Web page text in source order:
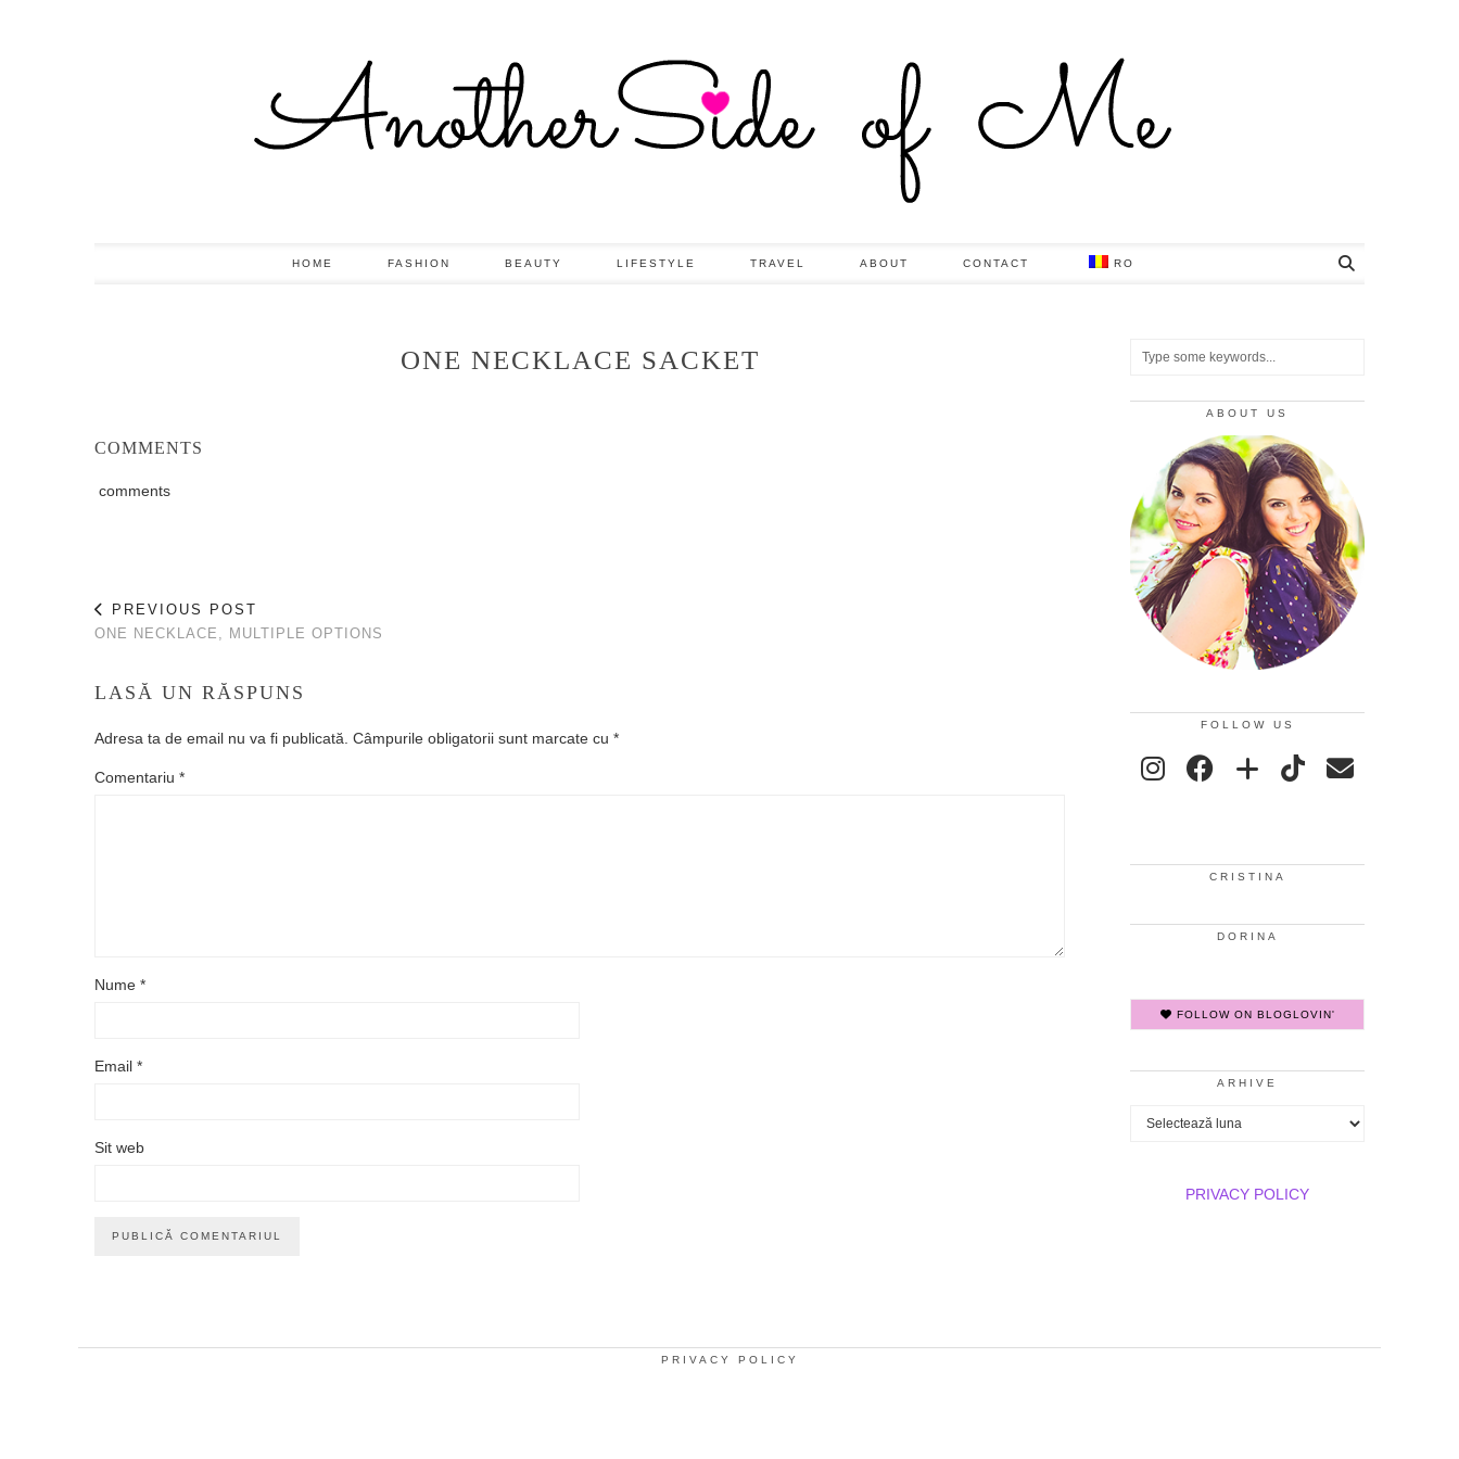
HOME FASHION BEAUTY LIFESTYLE TRAVEL ABOUT CONTACT RO
ONE NECKLACE SACKET
COMMENTS
comments
PREVIOUS POST
ONE NECKLACE, MULTIPLE OPTIONS
LASĂ UN RĂSPUNS
Adresa ta de email nu va fi publicată. Câmpurile obligatorii sunt marcate cu *
Comentariu *
Nume *
Email *
Sit web
ABOUT US
FOLLOW US
CRISTINA
DORINA
FOLLOW ON BLOGLOVIN'
ARHIVE
Arhive
PRIVACY POLICY
PRIVACY POLICY